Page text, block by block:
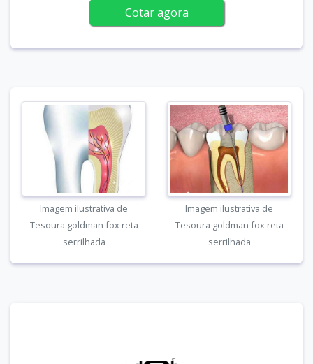
Cotar agora
Imagem ilustrativa de
Tesoura goldman fox reta
serrilhada
Imagem ilustrativa de
Tesoura goldman fox reta
serrilhada